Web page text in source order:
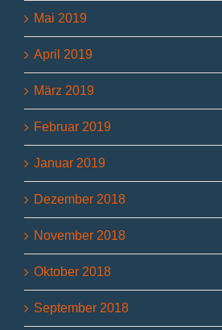
Mai 2019
April 2019
März 2019
Februar 2019
Januar 2019
Dezember 2018
November 2018
Oktober 2018
September 2018